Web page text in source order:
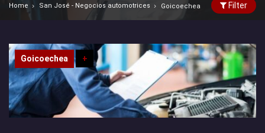
Home San José - Negocios automotrices Goicoechea Filter
Goicoechea +